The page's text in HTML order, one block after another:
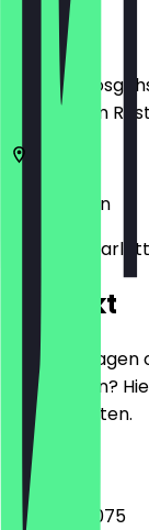
Bevor du
zeige ihn im
Berlin
Sophie-
Kontakt
Hast du
reservieren?
Kontaktdaten.
Telefon
+49303211075